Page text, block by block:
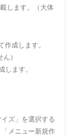
します。（大体
成します。
）
ます。
ズ」を選択する
メニュー新規作